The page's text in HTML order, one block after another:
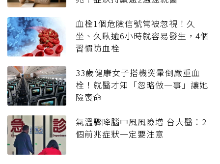
血栓1個危險信號常被忽視！久
坐、久臥逾6小時就容易發生，4個
習慣防血栓
33歲健康女子搭機突暈倒嚴重血
栓！就醫才知「忽略做一事」讓她
險喪命
氣溫驟降腦中風風險增 台大醫：2
個前兆症狀一定要注意